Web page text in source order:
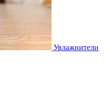
Увлажнители